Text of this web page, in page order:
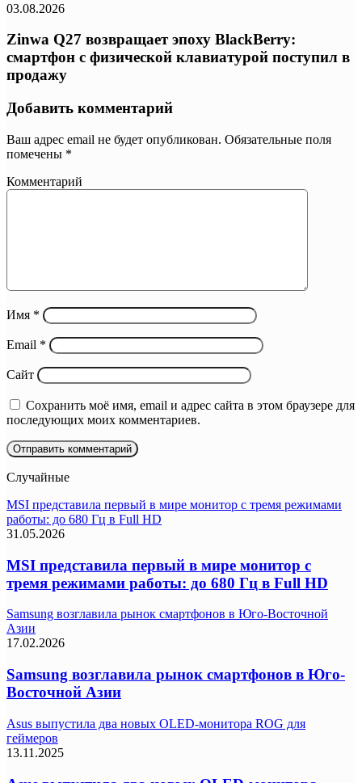
03.08.2026
Zinwa Q27 возвращает эпоху BlackBerry:
смартфон с физической клавиатурой поступил в
продажу
Добавить комментарий
Ваш адрес email не будет опубликован. Обязательные поля
помечены *
Комментарий
Имя *
Email *
Сайт
Сохранить моё имя, email и адрес сайта в этом браузере для
последующих моих комментариев.
Случайные
MSI представила первый в мире монитор с тремя режимами
работы: до 680 Гц в Full HD
31.05.2026
MSI представила первый в мире монитор с
тремя режимами работы: до 680 Гц в Full HD
Samsung возглавила рынок смартфонов в Юго-Восточной
Азии
17.02.2026
Samsung возглавила рынок смартфонов в Юго-
Восточной Азии
Asus выпустила два новых OLED-монитора ROG для
геймеров
13.11.2025